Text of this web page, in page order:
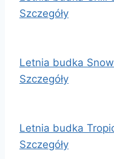
Szczegóły
Letnia budka
Szczegóły
Letnia budka
Szczegóły